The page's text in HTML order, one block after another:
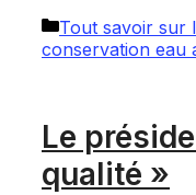
Catégories
Tout savoir sur
conservation eau
Le
qualité »